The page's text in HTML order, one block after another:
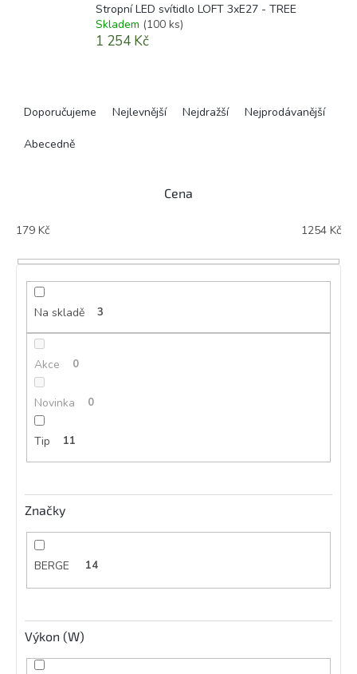
Stropní LED svítidlo LOFT 3xE27 - TREE
Skladem (100 ks)
1 254 Kč
o
u
Doporučujeme Nejlevnější Nejdražší Nejprodávanější
Abecedně
Cena
179 Kč 1254 Kč
Na skladě 3
Akce 0
Novinka 0
Tip 11
Značky
BERGE 14
Výkon (W)